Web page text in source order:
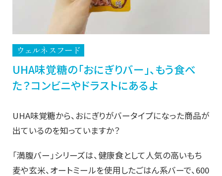
ウェルネスフード
UHA味覚糖の「おにぎりバー」、もう食べ
た？コンビニやドラストにあるよ
UHA味覚糖から、おにぎりがバータイプになった商品が
出ているのを知っていますか？
「満腹バー」シリーズは、健康食として人気の高いもち
麦や玄米、オートミールを使用したごはん系バーで、600